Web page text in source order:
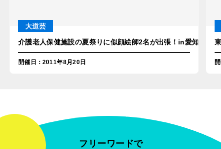
大道芸
介護老人保健施設の夏祭りに似顔絵師2名が出張！in愛知・安
開催日 ：2011年8月20日
フリーワードで